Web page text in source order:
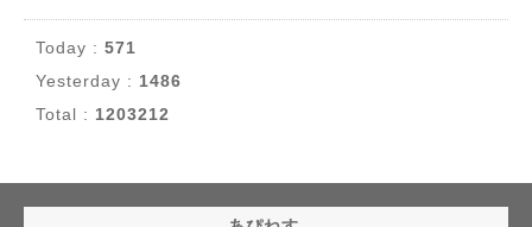
Today : 571
Yesterday : 1486
Total : 1203212